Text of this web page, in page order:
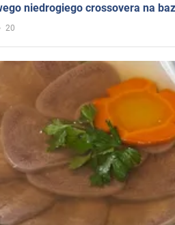
niedrogiego crossovera na
20